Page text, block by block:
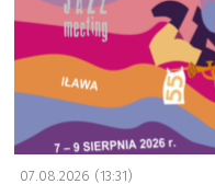
07.08.2026 (13:31)